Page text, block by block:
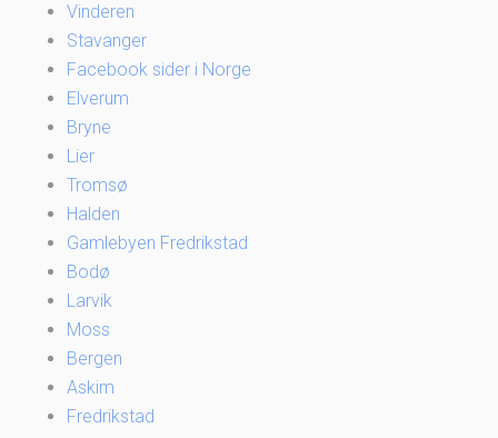
Vinderen
Stavanger
Facebook sider i Norge
Elverum
Bryne
Lier
Tromsø
Halden
Gamlebyen Fredrikstad
Bodø
Larvik
Moss
Bergen
Askim
Fredrikstad